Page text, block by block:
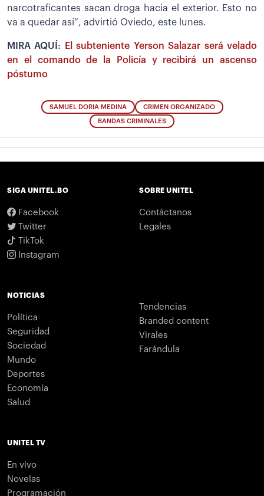
narcotraficantes sacan droga hacia el exterior. Esto no
va a quedar así”, advirtió Oviedo, este lunes.
MIRA AQUÍ:
El subteniente Yerson Salazar será velado
en el comando de la Policía y recibirá un ascenso
póstumo
SAMUEL DORIA MEDINA CRIMEN ORGANIZADO
BANDAS CRIMINALES
SIGA UNITEL.BO
Facebook
Twitter
TikTok
Instagram
SOBRE UNITEL
Contáctanos
Legales
NOTICIAS
Política
Seguridad
Sociedad
Mundo
Deportes
Economía
Salud
Tendencias
Branded content
Virales
Farándula
UNITEL TV
En vivo
Novelas
Programación